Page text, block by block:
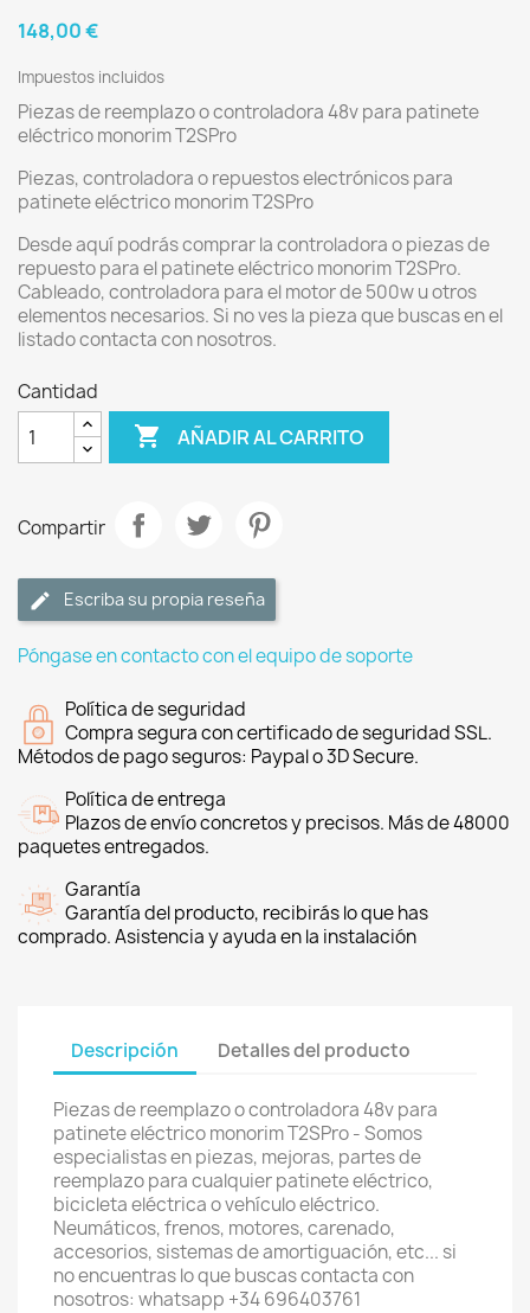
148,00 €
Impuestos incluidos
Piezas de reemplazo o controladora 48v para patinete
eléctrico monorim T2SPro
Piezas, controladora o repuestos electrónicos para
patinete eléctrico monorim T2SPro
Desde aquí podrás comprar la controladora o piezas de
repuesto para el patinete eléctrico monorim T2SPro.
Cableado, controladora para el motor de 500w u otros
elementos necesarios. Si no ves la pieza que buscas en el
listado contacta con nosotros.
Cantidad
 AÑADIR AL CARRITO
Compartir
Escriba su propia reseña
Póngase en contacto con el equipo de soporte
Política de seguridad
Compra segura con certificado de seguridad SSL.
Métodos de pago seguros: Paypal o 3D Secure.
Política de entrega
Plazos de envío concretos y precisos. Más de 48000
paquetes entregados.
Garantía
Garantía del producto, recibirás lo que has
comprado. Asistencia y ayuda en la instalación
Descripción Detalles del producto
Piezas de reemplazo o controladora 48v para
patinete eléctrico monorim T2SPro - Somos
especialistas en piezas, mejoras, partes de
reemplazo para cualquier patinete eléctrico,
bicicleta eléctrica o vehículo eléctrico.
Neumáticos, frenos, motores, carenado,
accesorios, sistemas de amortiguación, etc... si
no encuentras lo que buscas contacta con
nosotros: whatsapp +34 696403761